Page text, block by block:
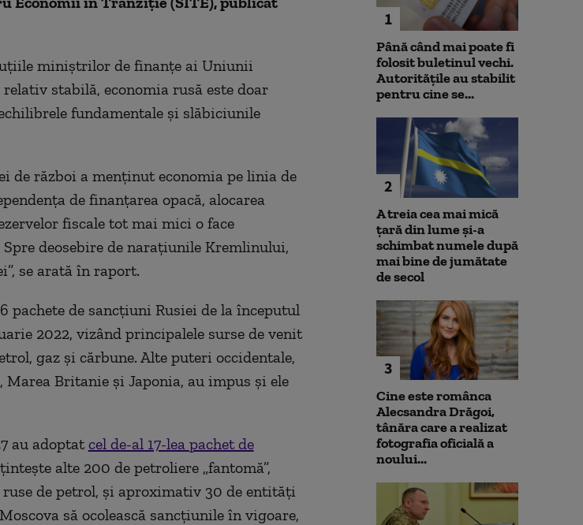
miniștrilor de finanțe ai Uniunii
stabilă, economia rusă este doar
fundamentale și slăbiciunile
de război a menținut economia pe linia de
de finanțarea opacă, alocarea
fiscale tot mai mici o face
deosebire de narațiunile Kremlinului,
se arată în raport.
pachete de sancțiuni Rusiei de la începutul
2022, vizând principalele surse de venit
gaz și cărbune. Alte puteri occidentale,
Marea Britanie și Japonia, au impus și ele
au adoptat cel de-al 17-lea pachet de
alte 200 de petroliere „fantomă”,
de petrol, şi aproximativ 30 de entităţi
să ocolească sancţiunile în vigoare,
1
Până când mai poate fi
folosit buletinul vechi.
Autoritățile au stabilit
pentru cine se...
2
A treia cea mai mică
țară din lume și-a
schimbat numele după
mai bine de jumătate
de secol
3
Cine este românca
Alecsandra Drăgoi,
tânăra care a realizat
fotografia oficială a
noului...